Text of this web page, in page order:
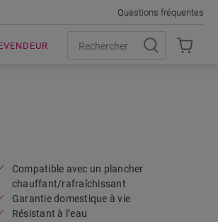
Questions fréquentes
Compatible avec un plancher
chauffant/rafraîchissant
Garantie domestique à vie
Résistant à l’eau